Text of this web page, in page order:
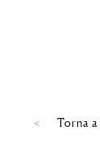
Torna a